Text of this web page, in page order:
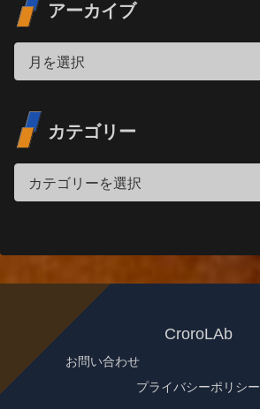
アーカイブ
カテゴリー
CroroLAb
お問い合わせ
プライバシーポリシー